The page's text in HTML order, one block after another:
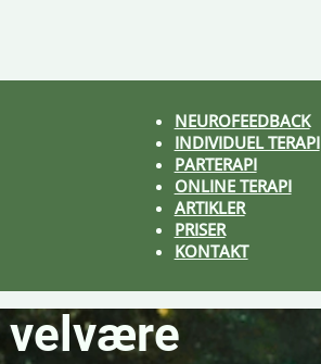
NEUROFEEDBACK
INDIVIDUEL TERAPI
PARTERAPI
ONLINE TERAPI
ARTIKLER
PRISER
KONTAKT
velvære